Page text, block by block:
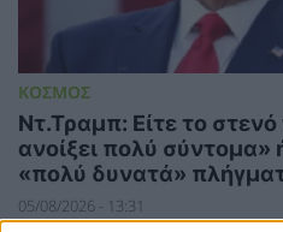
ΚΟΣΜΟΣ
Ντ.Τραμπ: Είτε το
ανοίξει πολύ σύντομα»
«πολύ δυνατά»
05/08/2026 - 13:31